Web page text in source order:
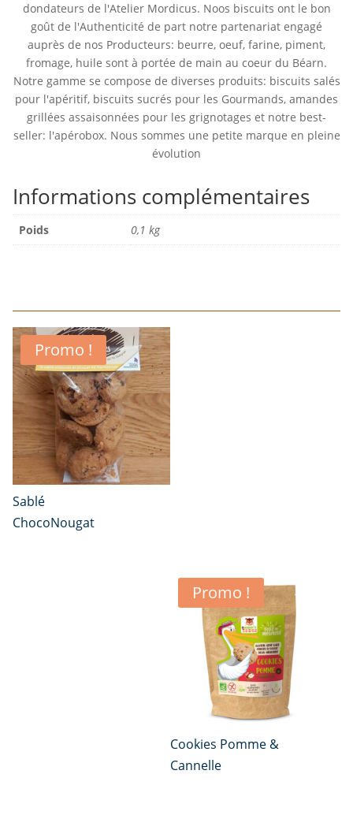
dondateurs de l'Atelier Mordicus. Noos biscuits ont le bon
goût de l'Authenticité de part notre partenariat engagé
auprès de nos Producteurs: beurre, oeuf, farine, piment,
fromage, huile sont à portée de main au coeur du Béarn.
Notre gamme se compose de diverses produits: biscuits salés
pour l'apéritif, biscuits sucrés pour les Gourmands, amandes
grillées assaisonnées pour les grignotages et notre best-
seller: l'apérobox. Nous sommes une petite marque en pleine
évolution
Informations complémentaires
Poids 0,1 kg
Promo !
Sablé
ChocoNougat
Promo !
Cookies Pomme &
Cannelle